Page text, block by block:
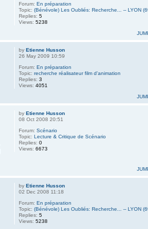
Forum:En préparation
Topic:(Bénévole) Les Oubliés: Recherche... -- LYON
Replies:5
Views:5238
byEtienne Husson
26 May 2009 10:59
Forum:En préparation
Topic:recherche réalisateur film d'animation
Replies:3
Views:4051
byEtienne Husson
08 Oct 2008 20:51
Forum:Scénario
Topic:Lecture & Critique de Scénario
Replies:0
Views:6673
byEtienne Husson
02 Dec 2008 11:18
Forum:En préparation
Topic:(Bénévole) Les Oubliés: Recherche... -- LYON
Replies:5
Views:5238